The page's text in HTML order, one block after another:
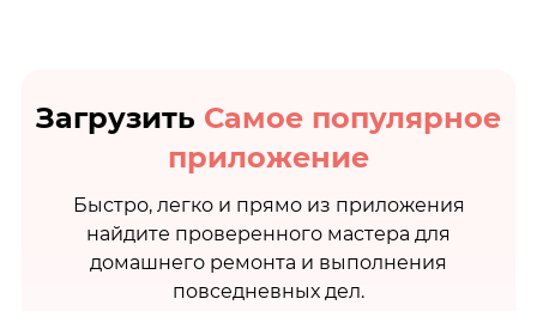
Загрузить Самое популярное
приложение
Быстро, легко и прямо из приложения
найдите проверенного мастера для
домашнего ремонта и выполнения
повседневных дел.